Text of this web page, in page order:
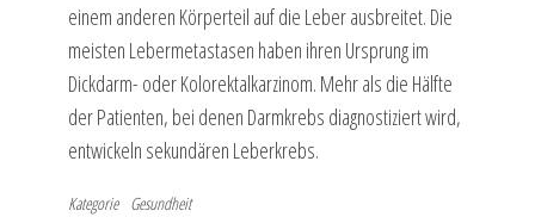
einem anderen Körperteil auf die Leber ausbreitet. Die
meisten Lebermetastasen haben ihren Ursprung im
Dickdarm- oder Kolorektalkarzinom. Mehr als die Hälfte
der Patienten, bei denen Darmkrebs diagnostiziert wird,
entwickeln sekundären Leberkrebs.
Kategorie Gesundheit